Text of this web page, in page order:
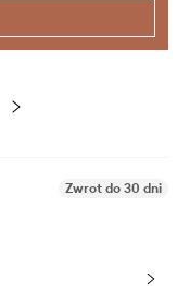
Zwrot do 30 dni